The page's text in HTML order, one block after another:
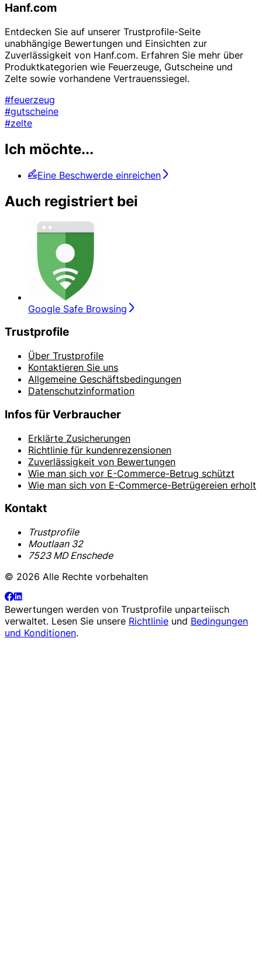
Hanf.com
Entdecken Sie auf unserer Trustprofile-Seite
unabhängige Bewertungen und Einsichten zur
Zuverlässigkeit von Hanf.com. Erfahren Sie mehr über
Produktkategorien wie Feuerzeuge, Gutscheine und
Zelte sowie vorhandene Vertrauenssiegel.
#feuerzeug
#gutscheine
#zelte
Ich möchte...
Eine Beschwerde einreichen
Auch registriert bei
Google Safe Browsing
Trustprofile
Über Trustprofile
Kontaktieren Sie uns
Allgemeine Geschäftsbedingungen
Datenschutzinformation
Infos für Verbraucher
Erklärte Zusicherungen
Richtlinie für kundenrezensionen
Zuverlässigkeit von Bewertungen
Wie man sich vor E-Commerce-Betrug schützt
Wie man sich von E-Commerce-Betrügereien erholt
Kontakt
Trustprofile
Moutlaan 32
7523 MD Enschede
© 2026 Alle Rechte vorbehalten
Bewertungen werden von Trustprofile unparteiisch
verwaltet. Lesen Sie unsere Richtlinie und Bedingungen
und Konditionen.